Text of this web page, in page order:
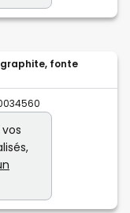
graphite, fonte